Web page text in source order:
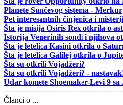
Planete Sunčevog sistema - Merkur
Pet interesantnih činjenica i
Šta je misija Osiris Rex otkrila o
Istorija Venerinih sondi i njihova
Šta je letelica Kasini otkrila o
Šta je letelica Galilej otkrila o
Šta su otkrili Vojadžeri?
Šta su otkrili Vojadžeri? - nastavak!
Udar komete Shoemaker-Levi 9
Članci o ...